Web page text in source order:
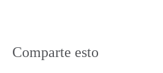
Comparte esto